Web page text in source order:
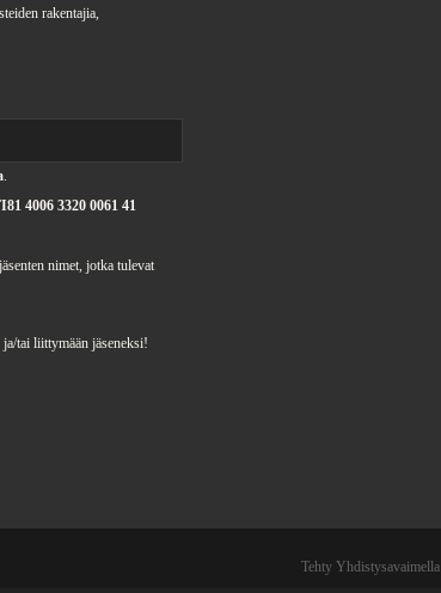
rakentajia,
.
4006 3320 0061 41
nimet, jotka tulevat
tai liittymään jäseneksi!
Tehty Yhdistysavaimella